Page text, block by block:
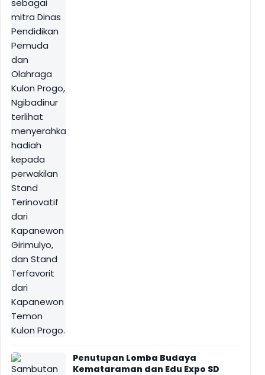
Penutupan Lomba Budaya
Kemataraman dan Edu Expo SD